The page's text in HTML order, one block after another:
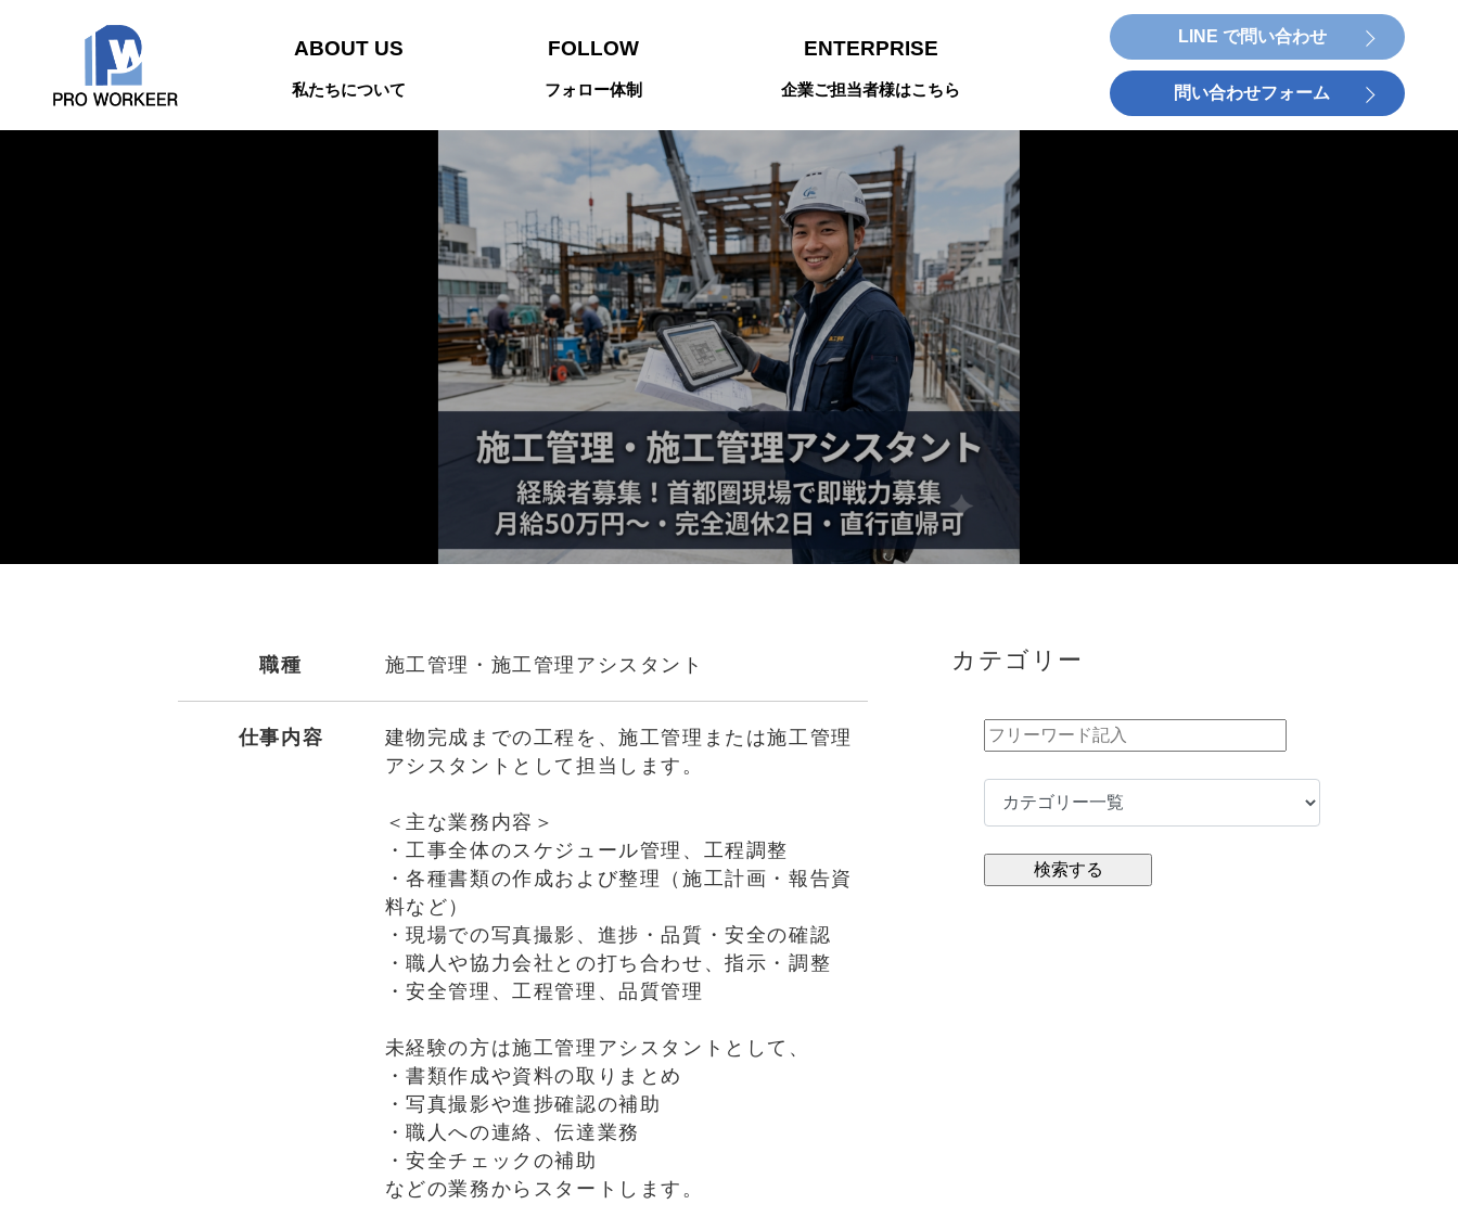
ABOUT US
私たちについて
FOLLOW
フォロー体制
ENTERPRISE
企業ご担当者様はこちら
LINE で問い合わせ
問い合わせフォーム
職種 施工管理・施工管理アシスタント
仕事内容
建物完成までの工程を、施工管理または施工管理
アシスタントとして担当します。
＜主な業務内容＞
・工事全体のスケジュール管理、工程調整
・各種書類の作成および整理（施工計画・報告資
料など）
・現場での写真撮影、進捗・品質・安全の確認
・職人や協力会社との打ち合わせ、指示・調整
・安全管理、工程管理、品質管理
未経験の方は施工管理アシスタントとして、
・書類作成や資料の取りまとめ
・写真撮影や進捗確認の補助
・職人への連絡、伝達業務
・安全チェックの補助
などの業務からスタートします。
カテゴリー